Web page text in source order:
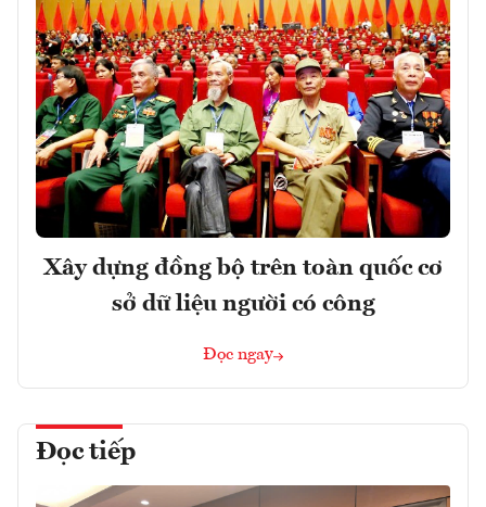
Xây dựng đồng bộ trên toàn quốc cơ
sở dữ liệu người có công
Đọc ngay
Đọc tiếp